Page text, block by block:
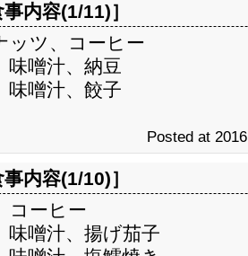
事内容(1/11)］
ッツ、コーヒー
味噌汁、納豆
味噌汁、餃子
Posted at
事内容(1/10)］
コーヒー
味噌汁、揚げ茄子